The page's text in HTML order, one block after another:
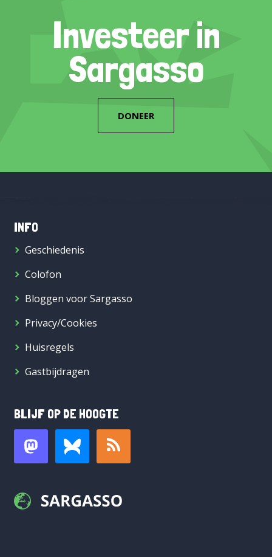
Investeer in
Sargasso
DONEER
INFO
Geschiedenis
Colofon
Bloggen voor Sargasso
Privacy/Cookies
Huisregels
Gastbijdragen
BLIJF OP DE HOOGTE